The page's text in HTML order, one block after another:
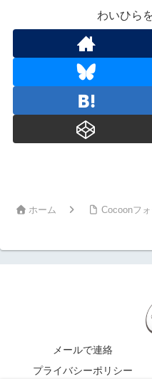
わいひら
ホーム Cocoonフ
メールで連絡
プライバシーポリシー